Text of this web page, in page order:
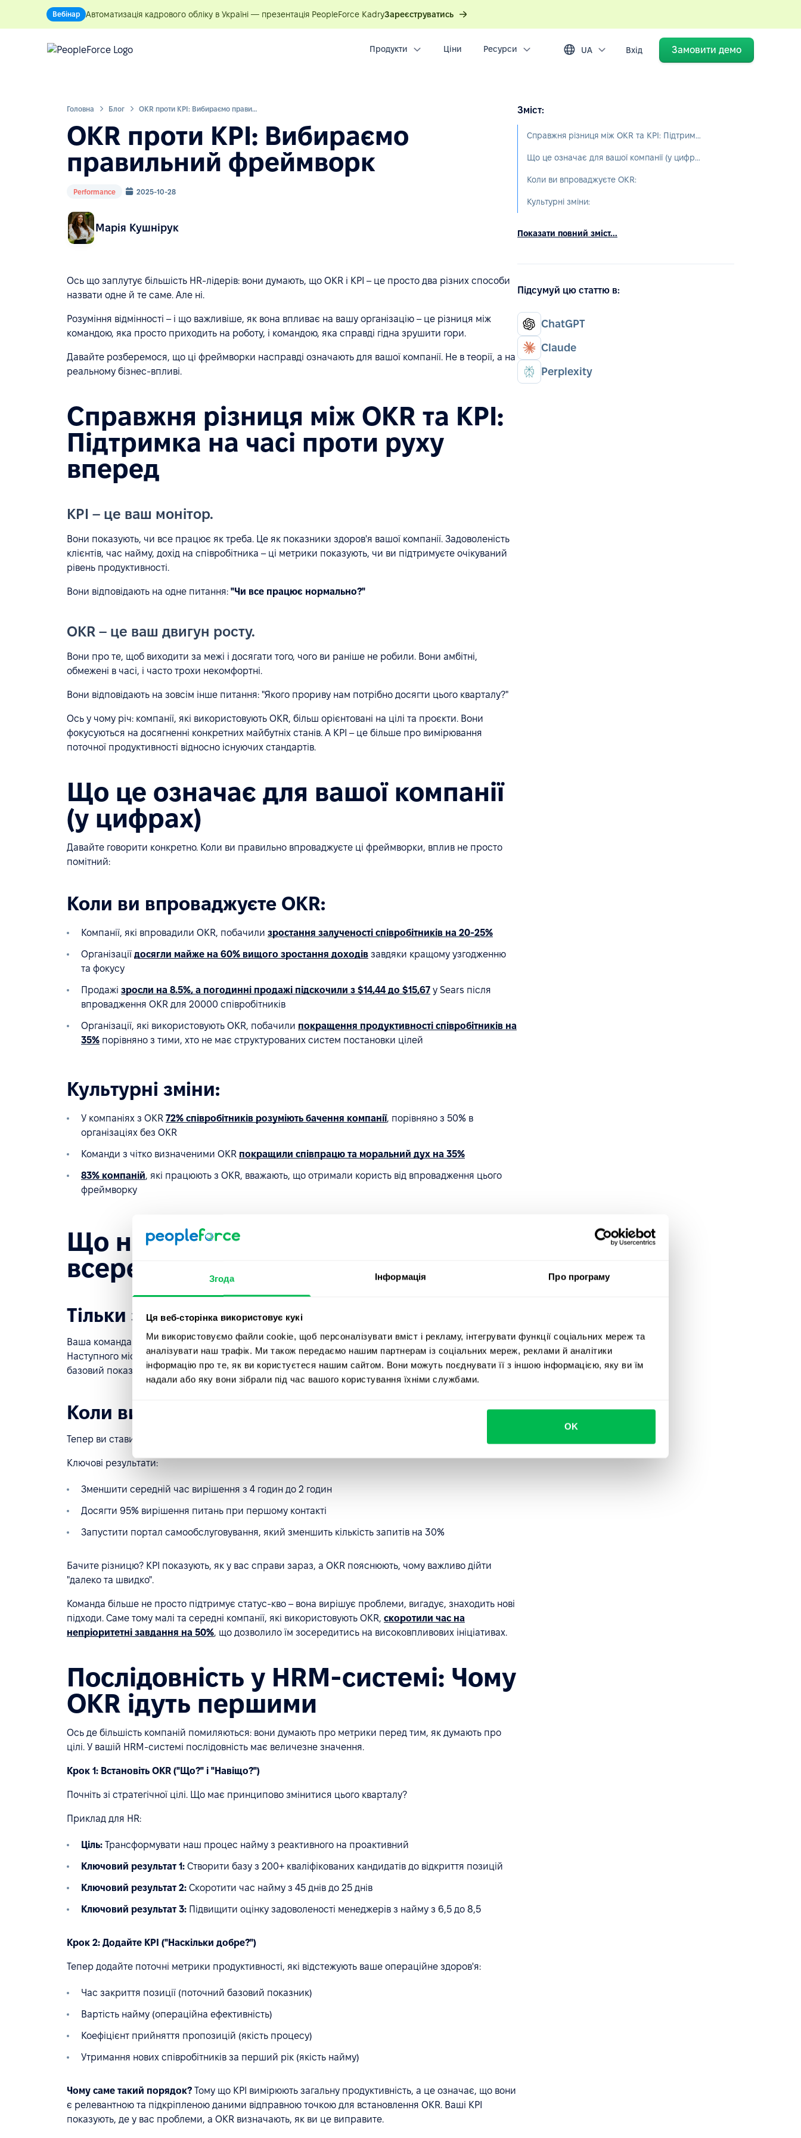
Згода Інформація Про програму
Ця веб-сторінка використовує кукі
Ми використовуємо файли cookie, щоб персоналізувати вміст і рекламу, інтегрувати функції соціальних мереж та
аналізувати наш трафік. Ми також передаємо нашим партнерам із соціальних мереж, реклами й аналітики
інформацію про те, як ви користуєтеся нашим сайтом. Вони можуть поєднувати її з іншою інформацією, яку ви їм
надали або яку вони зібрали під час вашого користування їхніми службами.
OK
Вебінар Автоматизація кадрового обліку в Україні — презентація PeopleForce KadryЗареєструватись
Продукти Ціни Ресурси UA Вхід Замовити демо
Головна Блог OKR проти KPI: Вибираємо правильний фреймворк
OKR проти KPI: Вибираємо
правильний фреймворк
Performance 2025-10-28
Марія Кушнірук
Ось що заплутує більшість HR-лідерів: вони думають, що OKR і KPI – це просто два різних способи
назвати одне й те саме. Але ні.
Розуміння відмінності – і що важливіше, як вона впливає на вашу організацію – це різниця між
командою, яка просто приходить на роботу, і командою, яка справді гідна зрушити гори.
Давайте розберемося, що ці фреймворки насправді означають для вашої компанії. Не в теорії, а на
реальному бізнес-впливі.
Справжня різниця між OKR та KPI:
Підтримка на часі проти руху
вперед
KPI – це ваш монітор.
Вони показують, чи все працює як треба. Це як показники здоров'я вашої компанії. Задоволеність
клієнтів, час найму, дохід на співробітника – ці метрики показують, чи ви підтримуєте очікуваний
рівень продуктивності.
Вони відповідають на одне питання: "Чи все працює нормально?"
OKR – це ваш двигун росту.
Вони про те, щоб виходити за межі і досягати того, чого ви раніше не робили. Вони амбітні,
обмежені в часі, і часто трохи некомфортні.
Вони відповідають на зовсім інше питання: "Якого прориву нам потрібно досягти цього кварталу?"
Ось у чому річ: компанії, які використовують OKR, більш орієнтовані на цілі та проєкти. Вони
фокусуються на досягненні конкретних майбутніх станів. А KPI – це більше про вимірювання
поточної продуктивності відносно існуючих стандартів.
Що це означає для вашої компанії
(у цифрах)
Давайте говорити конкретно. Коли ви правильно впроваджуєте ці фреймворки, вплив не просто
помітний:
Коли ви впроваджуєте OKR:
Компанії, які впровадили OKR, побачили зростання залученості співробітників на 20-25%
Організації досягли майже на 60% вищого зростання доходів завдяки кращому узгодженню
та фокусу
Продажі зросли на 8.5%, а погодинні продажі підскочили з $14,44 до $15,67 у Sears після
впровадження OKR для 20000 співробітників
Організації, які використовують OKR, побачили покращення продуктивності співробітників на
35% порівняно з тими, хто не має структурованих систем постановки цілей
Культурні зміни:
У компаніях з OKR 72% співробітників розуміють бачення компанії, порівняно з 50% в
організаціях без OKR
Команди з чітко визначеними OKR покращили співпрацю та моральний дух на 35%
83% компаній, які працюють з OKR, вважають, що отримали користь від впровадження цього
фреймворку
Що насправді відбувається
всередині вашої організації
Тільки з KPI:
Ваша команда підтримки відстежує "середній час вирішення запиту". Це займає 4 години, окей.
Наступного місяця – знову 4 години. Ви підтримуєте рівень, але не розвиваєтесь. Команда знає
базовий показник, але немає вогню, немає поштовху до інновацій.
Коли ви додаєте OKR:
Тепер ви ставите Ціль: "Стати командою підтримки з найшвидшою реакцією в нашій індустрії."
Ключові результати:
Зменшити середній час вирішення з 4 годин до 2 годин
Досягти 95% вирішення питань при першому контакті
Запустити портал самообслуговування, який зменшить кількість запитів на 30%
Бачите різницю? KPI показують, як у вас справи зараз, а OKR пояснюють, чому важливо дійти
"далеко та швидко".
Команда більше не просто підтримує статус-кво – вона вирішує проблеми, вигадує, знаходить нові
підходи. Саме тому малі та середні компанії, які використовують OKR, скоротили час на
непріоритетні завдання на 50%, що дозволило їм зосередитись на високовпливових ініціативах.
Послідовність у HRM-системі: Чому
OKR ідуть першими
Ось де більшість компаній помиляються: вони думають про метрики перед тим, як думають про
цілі. У вашій HRM-системі послідовність має величезне значення.
Крок 1: Встановіть OKR ("Що?" і "Навіщо?")
Почніть зі стратегічної цілі. Що має принципово змінитися цього кварталу?
Приклад для HR:
Ціль: Трансформувати наш процес найму з реактивного на проактивний
Ключовий результат 1: Створити базу з 200+ кваліфікованих кандидатів до відкриття позицій
Ключовий результат 2: Скоротити час найму з 45 днів до 25 днів
Ключовий результат 3: Підвищити оцінку задоволеності менеджерів з найму з 6,5 до 8,5
Крок 2: Додайте KPI ("Наскільки добре?")
Тепер додайте поточні метрики продуктивності, які відстежують ваше операційне здоров'я:
Час закриття позиції (поточний базовий показник)
Вартість найму (операційна ефективність)
Коефіцієнт прийняття пропозицій (якість процесу)
Утримання нових співробітників за перший рік (якість найму)
Чому саме такий порядок? Тому що KPI вимірюють загальну продуктивність, а це означає, що вони
є релевантною та підкріпленою даними відправною точкою для встановлення OKR. Ваші KPI
показують, де у вас проблеми, а OKR визначають, як ви це виправите.
Зміст:
Справжня різниця між OKR та KPI: Підтримка на часі проти руху вперед
Що це означає для вашої компанії (у цифрах)
Коли ви впроваджуєте OKR:
Культурні зміни:
Показати повний зміст...
Підсумуй цю статтю в:
ChatGPT
Claude
Perplexity